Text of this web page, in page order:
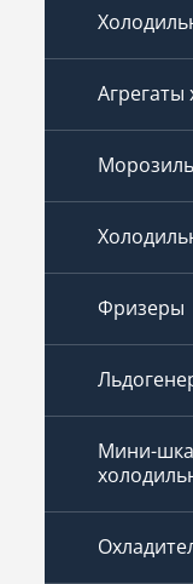
Фризеры
Мини-